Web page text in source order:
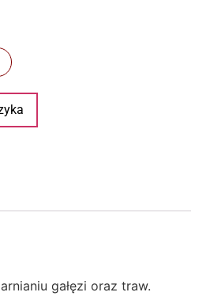
gałęzi oraz traw.